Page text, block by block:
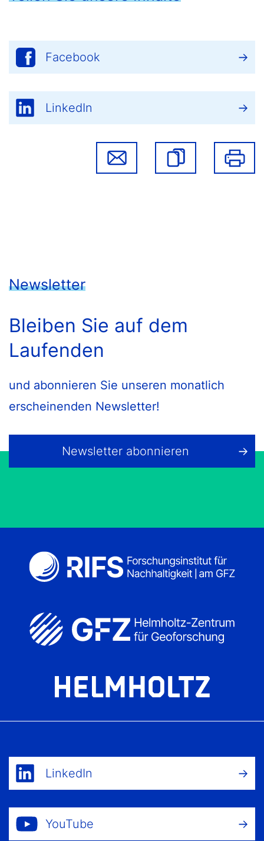
Facebook
LinkedIn
Newsletter
Bleiben Sie auf dem
Laufenden
und abonnieren Sie unseren monatlich
erscheinenden Newsletter!
Newsletter abonnieren
LinkedIn
YouTube